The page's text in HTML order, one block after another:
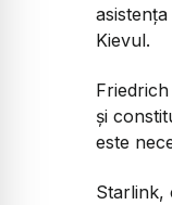
Kievul.
și
este
Starlink,